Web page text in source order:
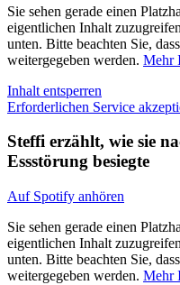
Sie sehen gerade einen
eigentlichen Inhalt
unten. Bitte beachten Sie,
weitergegeben werden. Mehr
Inhalt entsperren
Erforderlichen Service
Steffi erzählt, wie sie
Essstörung besiegte
Auf Spotify anhören
Sie sehen gerade einen
eigentlichen Inhalt
unten. Bitte beachten Sie,
weitergegeben werden. Mehr